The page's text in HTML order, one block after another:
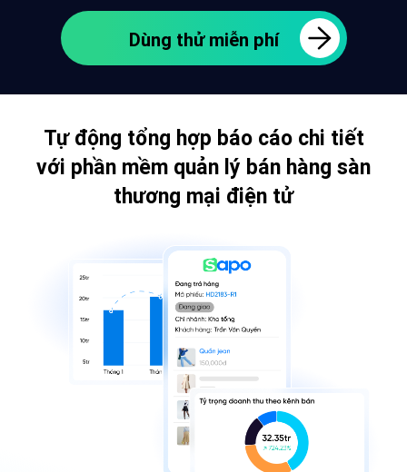
Dùng thử miễn phí
Tự động tổng hợp báo cáo chi tiết
với phần mềm quản lý bán hàng sàn
thương mại điện tử